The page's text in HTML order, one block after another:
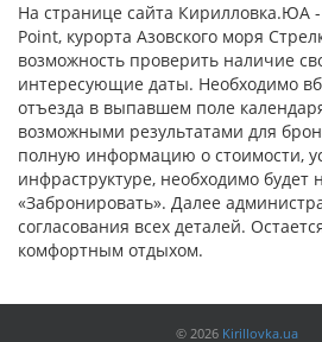
На странице сайта Кирилловка.ЮА
Point, курорта Азовского моря
возможность проверить наличие
интересующие даты. Необходимо
отъезда в выпавшем поле
возможными результатами для
полную информацию о стоимости,
инфраструктуре, необходимо будет
«Забронировать». Далее
согласования всех деталей.
комфортным отдыхом.
© 2026 Kirillovka.ua